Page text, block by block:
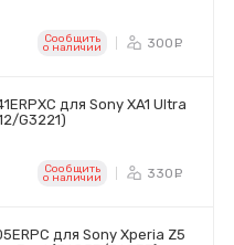
Сообщить
o наличии 300
для Sony XA1 Ultra
G3221)
Сообщить
o наличии 330
для Sony Xperia Z5